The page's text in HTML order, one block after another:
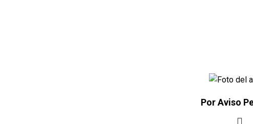
Por Aviso